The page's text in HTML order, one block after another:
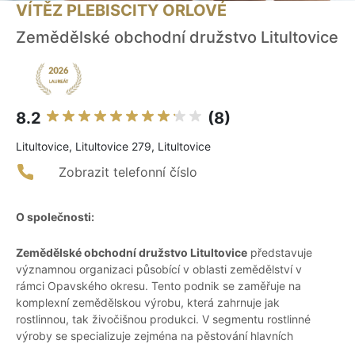
VÍTĚZ PLEBISCITY ORLOVÉ
Zemědělské obchodní družstvo Litultovice
8.2 (8)
Litultovice, Litultovice 279, Litultovice
Zobrazit telefonní číslo
O společnosti:
Zemědělské obchodní družstvo Litultovice představuje
významnou organizaci působící v oblasti zemědělství v
rámci Opavského okresu. Tento podnik se zaměřuje na
komplexní zemědělskou výrobu, která zahrnuje jak
rostlinnou, tak živočišnou produkci. V segmentu rostlinné
výroby se specializuje zejména na pěstování hlavních